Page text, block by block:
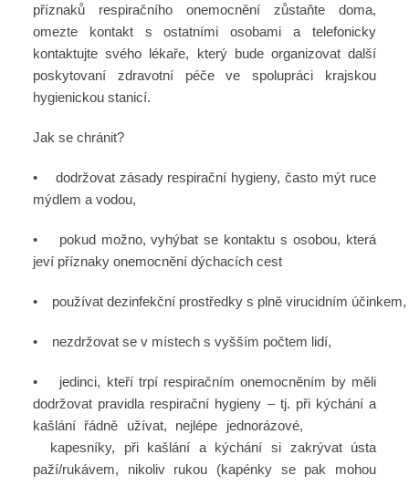
příznaků respiračního onemocnění zůstaňte doma,
omezte kontakt s ostatními osobami a telefonicky
kontaktujte svého lékaře, který bude organizovat další
poskytovaní zdravotní péče ve spolupráci krajskou
hygienickou stanicí.
Jak se chránit?
• dodržovat zásady respirační hygieny, často mýt ruce
mýdlem a vodou,
• pokud možno, vyhýbat se kontaktu s osobou, která
jeví příznaky onemocnění dýchacích cest
• používat dezinfekční prostředky s plně virucidním účinkem,
• nezdržovat se v místech s vyšším počtem lidí,
• jedinci, kteří trpí respiračním onemocněním by měli
dodržovat pravidla respirační hygieny – tj. při kýchání a
kašlání řádně užívat, nejlépe jednorázové,
kapesníky, při kašlání a kýchání si zakrývat ústa
paží/rukávem, nikoliv rukou (kapénky se pak mohou